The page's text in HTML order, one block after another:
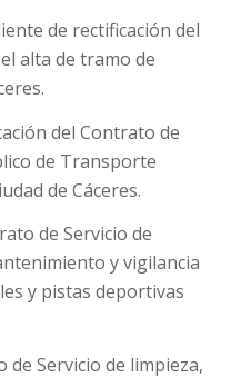
de rectificación del
alta de tramo de
del Contrato de
de Transporte
de Cáceres.
de Servicio de
y vigilancia
y pistas deportivas
de Servicio de limpieza,